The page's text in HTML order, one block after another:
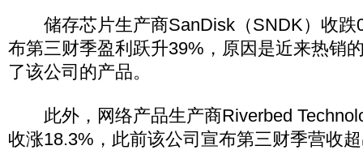
储存芯片生产商SanDisk（SNDK）收跌
布第三财季盈利跃升39%，原因是近来热销
了该公司的产品。
此外，网络产品生产商Riverbed
收涨18.3%，此前该公司宣布第三财季营收